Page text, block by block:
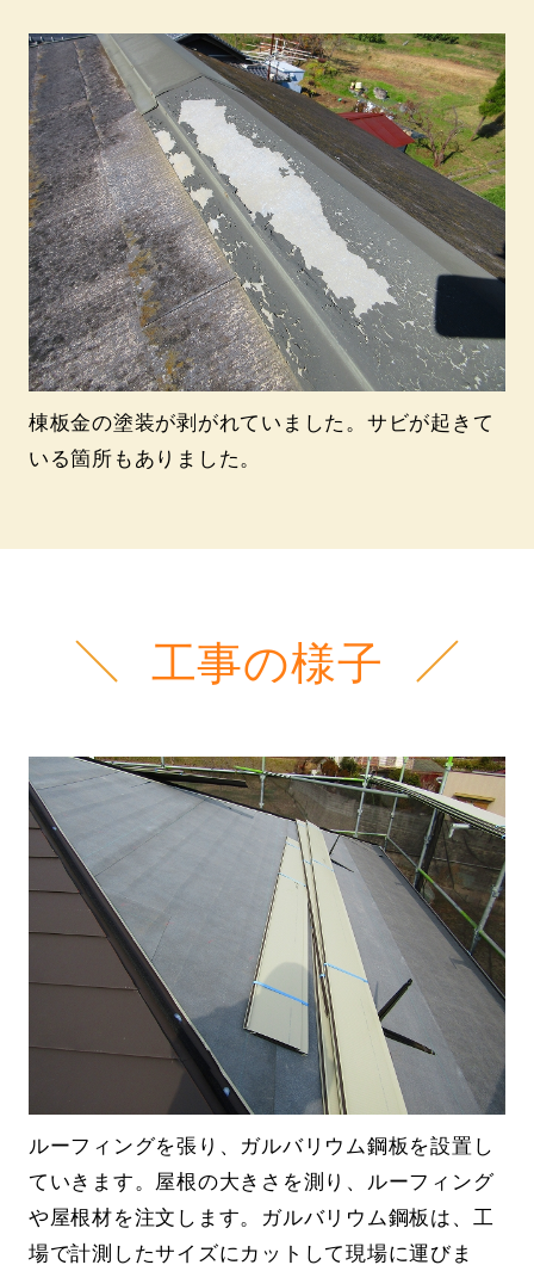
棟板金の塗装が剥がれていました。サビが起きて
いる箇所もありました。
工事の様子
ルーフィングを張り、ガルバリウム鋼板を設置し
ていきます。屋根の大きさを測り、ルーフィング
や屋根材を注文します。ガルバリウム鋼板は、工
場で計測したサイズにカットして現場に運びま